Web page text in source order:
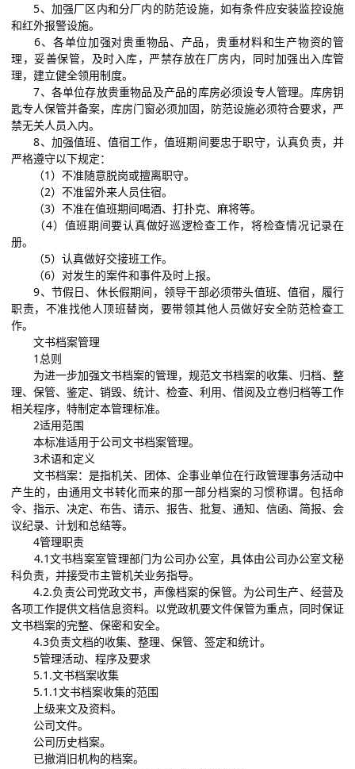
5、加强厂区内和分厂内的防范设施，如有条件应安装监控设施
和红外报警设施。
6、各单位加强对贵重物品、产品，贵重材料和生产物资的管
理，妥善保管，及时入库，严禁存放在厂房内，同时加强出入库管
理，建立健全领用制度。
7、各单位存放贵重物品及产品的库房必须设专人管理。库房钥
匙专人保管并备案，库房门窗必须加固，防范设施必须符合要求，严
禁无关人员入内。
8、加强值班、值宿工作，值班期间要忠于职守，认真负责，并
严格遵守以下规定：
（1）不准随意脱岗或擅离职守。
（2）不准留外来人员住宿。
（3）不准在值班期间喝酒、打扑克、麻将等。
（4）值班期间要认真做好巡逻检查工作，将检查情况记录在
册。
（5）认真做好交接班工作。
（6）对发生的案件和事件及时上报。
9、节假日、休长假期间，领导干部必须带头值班、值宿，履行
职责，不准找他人顶班替岗，要带领其他人员做好安全防范检查工
作。
文书档案管理
1总则
为进一步加强文书档案的管理，规范文书档案的收集、归档、整
理、保管、鉴定、销毁、统计、检查、利用、借阅及立卷归档等工作
相关程序，特制定本管理标准。
2适用范围
本标准适用于公司文书档案管理。
3术语和定义
文书档案：是指机关、团体、企事业单位在行政管理事务活动中
产生的，由通用文书转化而来的那一部分档案的习惯称谓。包括命
令、指示、决定、布告、请示、报告、批复、通知、信函、简报、会
议纪录、计划和总结等。
4管理职责
4.1文书档案室管理部门为公司办公室，具体由公司办公室文秘
科负责，并接受市主管机关业务指导。
4.2.负责公司党政文书，声像档案的保管。为公司生产、经营及
各项工作提供文档信息资料。以党政机要文件保管为重点，同时保证
文书档案的完整、保密和安全。
4.3负责文档的收集、整理、保管、签定和统计。
5管理活动、程序及要求
5.1.文书档案收集
5.1.1文书档案收集的范围
上级来文及资料。
公司文件。
公司历史档案。
已撤消旧机构的档案。